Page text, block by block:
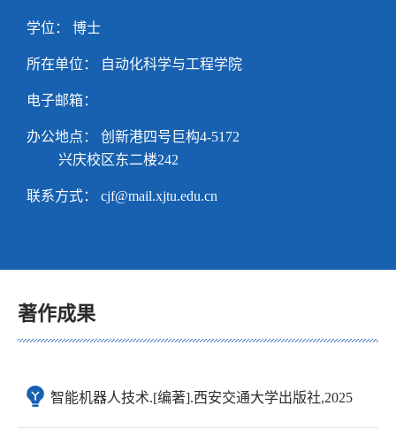
学位： 博士
所在单位： 自动化科学与工程学院
电子邮箱：
办公地点： 创新港四号巨构4-5172
兴庆校区东二楼242
联系方式： cjf@mail.xjtu.edu.cn
著作成果
智能机器人技术.[编著].西安交通大学出版社,2025